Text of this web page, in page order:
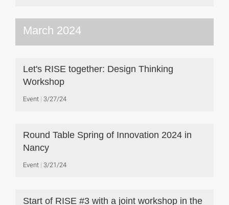
March 2024
Let's RISE together: Design Thinking
Workshop
Event 3/27/24
Round Table Spring of Innovation 2024 in
Nancy
Event 3/21/24
Start of RISE #3 with a joint workshop in the